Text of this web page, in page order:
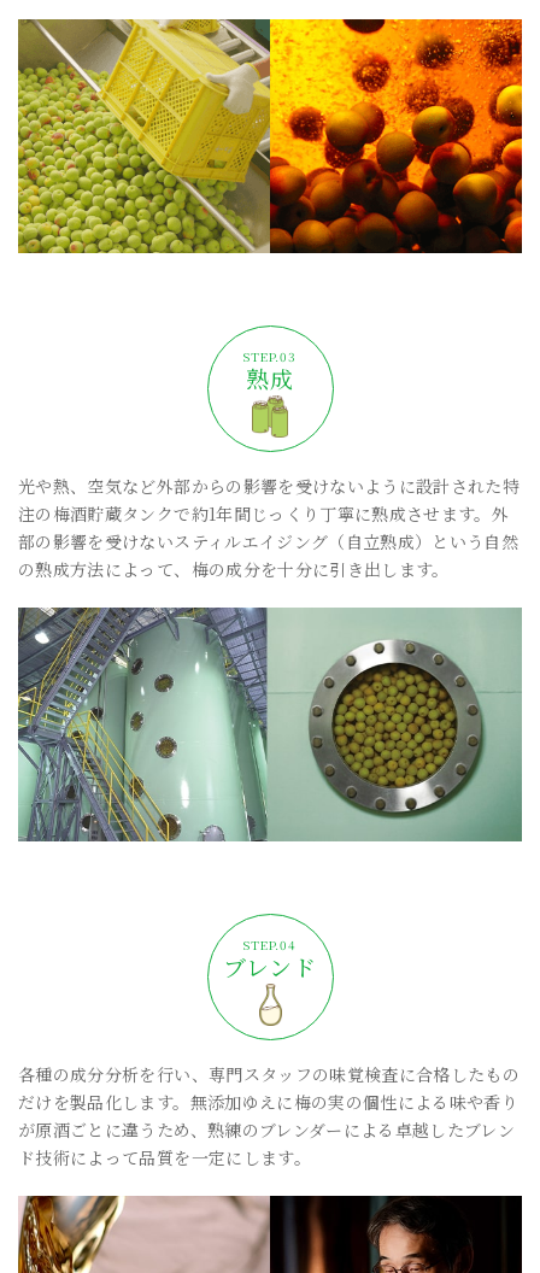
熟成
光や熱、空気など外部からの影響を受けないように設計された特
注の梅酒貯蔵タンクで約1年間じっくり丁寧に熟成させます。外
部の影響を受けないスティルエイジング（自立熟成）という自然
の熟成方法によって、梅の成分を十分に引き出します。
ブレンド
各種の成分分析を行い、専門スタッフの味覚検査に合格したもの
だけを製品化します。無添加ゆえに梅の実の個性による味や香り
が原酒ごとに違うため、熟練のブレンダーによる卓越したブレン
ド技術によって品質を一定にします。